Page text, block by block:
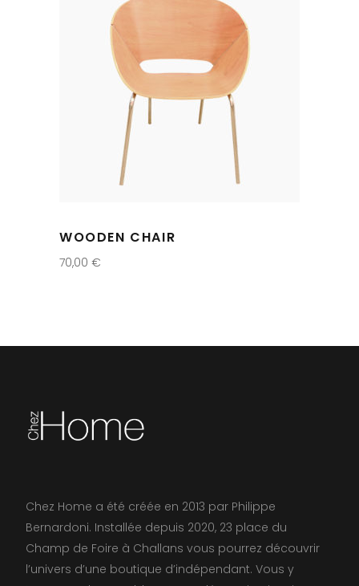
WOODEN CHAIR
70,00 €
Chez Home a été créée en 2013 par Philippe
Bernardoni. Installée depuis 2020, 23 place du
Champ de Foire à Challans vous pourrez découvrir
l’univers d’une boutique d’indépendant. Vous y